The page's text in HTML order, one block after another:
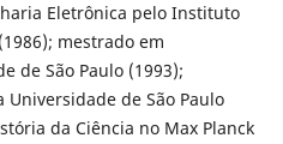
Eletrônica pelo Instituto
mestrado em
de São Paulo (1993);
de São Paulo
da Ciência no Max Planck